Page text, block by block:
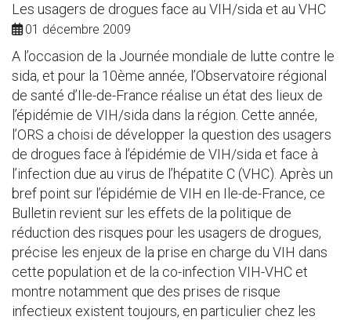
Les usagers de drogues face au VIH/sida et au VHC
01 décembre 2009
A l’occasion de la Journée mondiale de lutte contre le
sida, et pour la 10ème année, l’Observatoire régional
de santé d’Ile-de-France réalise un état des lieux de
l’épidémie de VIH/sida dans la région. Cette année,
l’ORS a choisi de développer la question des usagers
de drogues face à l’épidémie de VIH/sida et face à
l’infection due au virus de l’hépatite C (VHC). Après un
bref point sur l’épidémie de VIH en Ile-de-France, ce
Bulletin revient sur les effets de la politique de
réduction des risques pour les usagers de drogues,
précise les enjeux de la prise en charge du VIH dans
cette population et de la co-infection VIH-VHC et
montre notamment que des prises de risque
infectieux existent toujours, en particulier chez les